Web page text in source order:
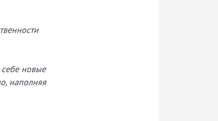
новые
наполняя